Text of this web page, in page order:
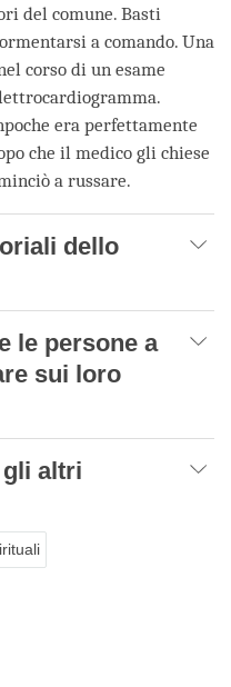
del comune. Basti
a comando. Una
corso di un esame
era perfettamente
che il medico gli chiese
a russare.
dello
le persone a
sui loro
altri